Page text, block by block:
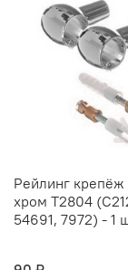
Рейлинг крепёж "Ретро"
хром Т2804 (С212C) (5469,
54691, 7972) - 1